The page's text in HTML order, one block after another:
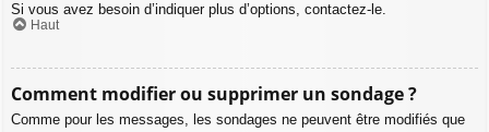
Si vous avez besoin d’indiquer plus d’options, contactez-le.
Haut
Comment modifier ou supprimer un sondage ?
Comme pour les messages, les sondages ne peuvent être modifiés que